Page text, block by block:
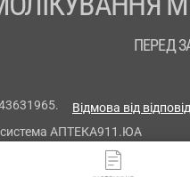
ПЕРЕД
Відмова від
система АПТЕКА911.ЮА